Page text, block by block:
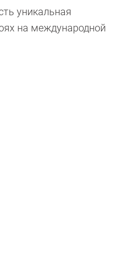
уникальная
на международной